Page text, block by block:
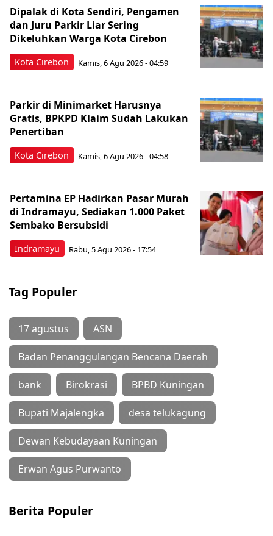
Kota Cirebon
Dipalak di Kota Sendiri, Pengamen
dan Juru Parkir Liar Sering
Dikeluhkan Warga Kota Cirebon
Kamis, 6 Agu 2026 - 04:59
Kota Cirebon
Parkir di Minimarket Harusnya
Gratis, BPKPD Klaim Sudah Lakukan
Penertiban
Kamis, 6 Agu 2026 - 04:58
Indramayu
Pertamina EP Hadirkan Pasar Murah
di Indramayu, Sediakan 1.000 Paket
Sembako Bersubsidi
Rabu, 5 Agu 2026 - 17:54
Tag Populer
17 agustus ASN
Badan Penanggulangan Bencana Daerah
bank Birokrasi BPBD Kuningan
Bupati Majalengka desa telukagung
Dewan Kebudayaan Kuningan
Erwan Agus Purwanto
Berita Populer